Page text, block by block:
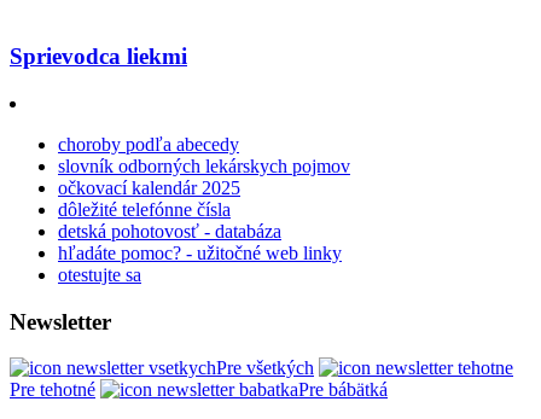
Sprievodca liekmi
choroby podľa abecedy
slovník odborných lekárskych pojmov
očkovací kalendár 2025
dôležité telefónne čísla
detská pohotovosť - databáza
hľadáte pomoc? - užitočné web linky
otestujte sa
Newsletter
Pre všetkých
Pre tehotné
Pre bábätká